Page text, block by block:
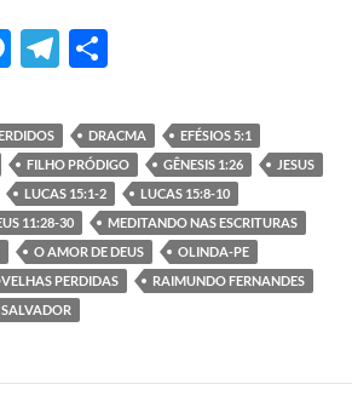
M
se
n
g
er
T
e
gr
a
m
ar
e
DRACMA
EFÉSIOS 5:1
FILHO PRÓDIGO GÊNESIS 1:26
JESUS
LUCAS 15:1-2
LUCAS 15:8-10
11:28-30
MEDITANDO NAS ESCRITURAS
O AMOR DE DEUS
OLINDA-PE
PERDIDAS
RAIMUNDO FERNANDES
SALVADOR